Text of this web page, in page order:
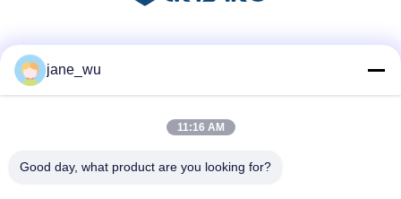
jane_wu
11:16 AM
Good day, what product are you looking for?